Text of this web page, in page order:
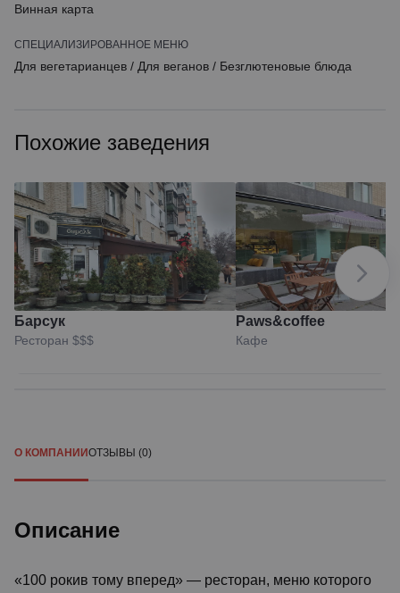
Винная карта
СПЕЦИАЛИЗИРОВАННОЕ МЕНЮ
Для вегетарианцев / Для веганов / Безглютеновые блюда
Похожие заведения
Барсук
Ресторан $$$
Paws&coffee
Кафе
О КОМПАНИИОТЗЫВЫ (0)
Описание
«100 рокив тому вперед» — ресторан, меню которого